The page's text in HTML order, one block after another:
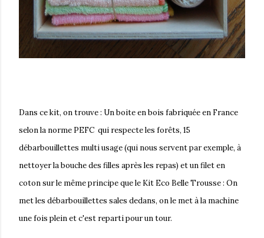
Dans ce kit, on trouve : Un boite en bois fabriquée en France
selon la norme PEFC qui respecte les forêts, 15
débarbouillettes multi usage (qui nous servent par exemple, à
nettoyer la bouche des filles après les repas) et un filet en
coton sur le même principe que le Kit Eco Belle Trousse : On
met les débarbouillettes sales dedans, on le met à la machine
une fois plein et c'est reparti pour un tour.